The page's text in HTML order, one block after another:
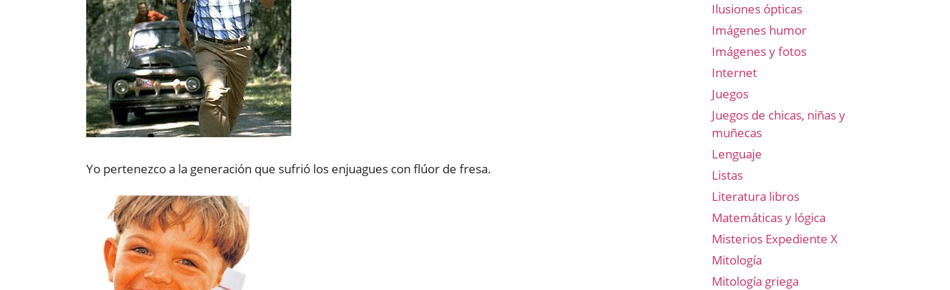
Yo pertenezco a la generación que sufrió los enjuagues con flúor de fresa.
Ilusiones ópticas
Imágenes humor
Imágenes y fotos
Internet
Juegos
Juegos de chicas, niñas y
muñecas
Lenguaje
Listas
Literatura libros
Matemáticas y lógica
Misterios Expediente X
Mitología
Mitología griega